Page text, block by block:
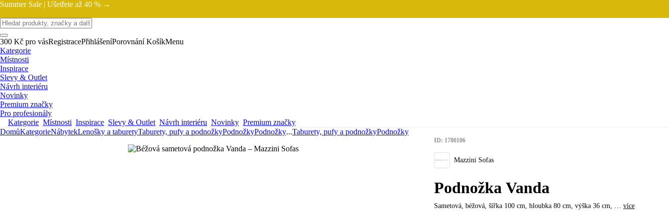
Summer Sale | Ušetřete až 40 % →
300 Kč pro vásRegistracePřihlášeníPorovnání KošíkMenu
Kategorie
Místnosti
Inspirace
Slevy & Outlet
Návrh interiéru
Novinky
Premium značky
Pro profesionály
Kategorie Místnosti Inspirace Slevy & Outlet Návrh interiéru Novinky Premium značky
DomůKategorieNábytekLenošky a taburetyTaburety, pufy a podnožkyPodnožkyPodnožky...Taburety, pufy a podnožkyPodnožky
ID: 1780106
Mazzini Sofas
Podnožka Vanda
Sametová, béžová, šířka 100 cm, hloubka 80 cm, výška 36 cm, … více